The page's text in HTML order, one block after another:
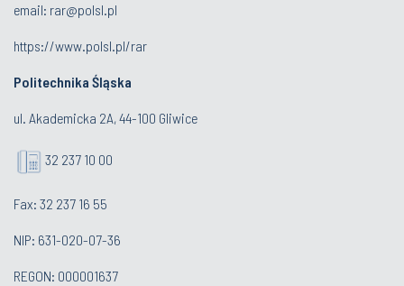
email: rar@polsl.pl
https://www.polsl.pl/rar
Politechnika Śląska
ul. Akademicka 2A, 44-100 Gliwice
32 237 10 00
Fax: 32 237 16 55
NIP: 631-020-07-36
REGON: 000001637